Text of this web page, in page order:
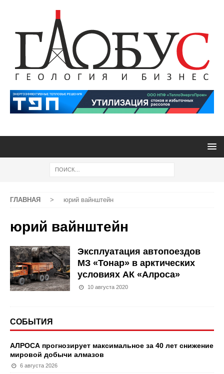
ГЛАВНАЯ > юрий вайнштейн
юрий вайнштейн
Эксплуатация автопоездов
МЗ «Тонар» в арктических
условиях АК «Алроса»
10 августа 2020
СОБЫТИЯ
АЛРОСА прогнозирует максимальное за 40 лет снижение
мировой добычи алмазов
6 августа 2026